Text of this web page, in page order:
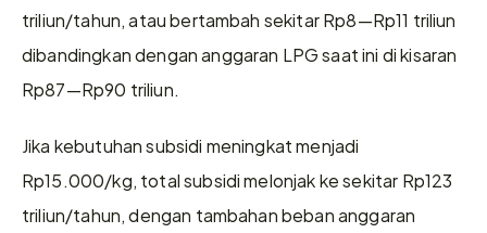
triliun/tahun, atau bertambah sekitar Rp8—Rp11 triliun
dibandingkan dengan anggaran LPG saat ini di kisaran
Rp87—Rp90 triliun.
Jika kebutuhan subsidi meningkat menjadi
Rp15.000/kg, total subsidi melonjak ke sekitar Rp123
triliun/tahun, dengan tambahan beban anggaran